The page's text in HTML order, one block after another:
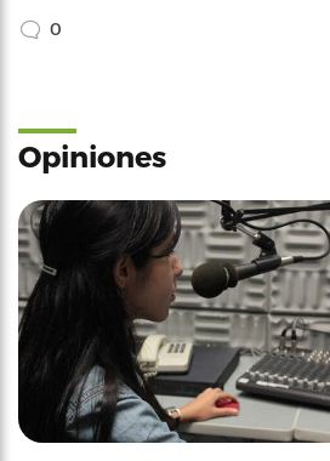
0
Opiniones